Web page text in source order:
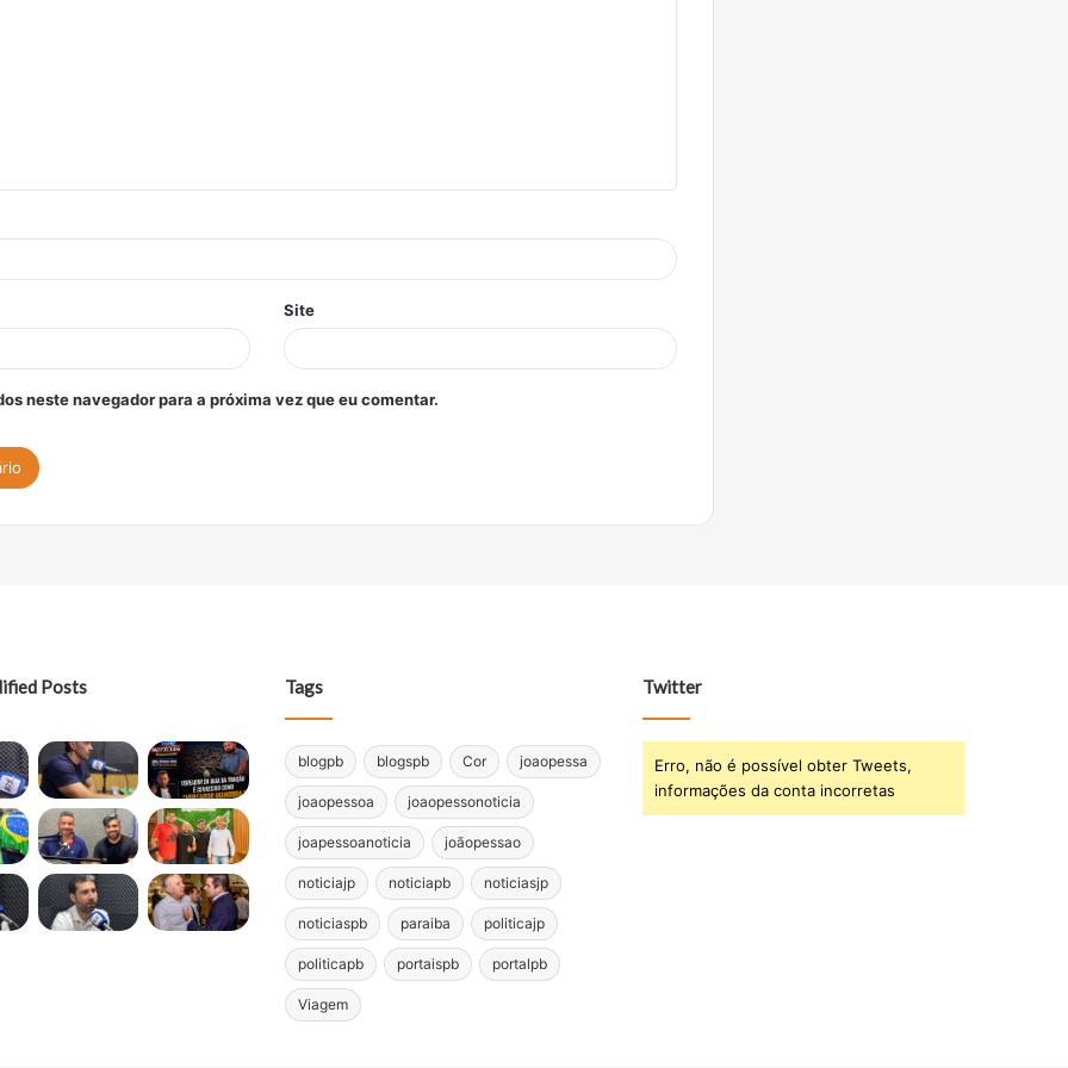
Site
neste navegador para a próxima vez que eu comentar.
Posts Tags
blogpb blogspb Cor joaopessa
joaopessoa joaopessonoticia
joapessoanoticia joãopessao
noticiajp noticiapb noticiasjp
noticiaspb paraiba politicajp
politicapb portaispb portalpb
Viagem
Twitter
Erro, não é possível obter Tweets,
informações da conta incorretas